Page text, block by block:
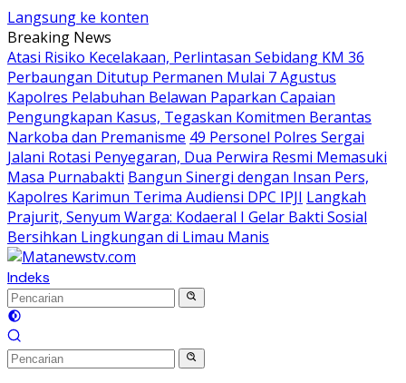
Langsung ke konten
Breaking News
Atasi Risiko Kecelakaan, Perlintasan Sebidang KM 36
Perbaungan Ditutup Permanen Mulai 7 Agustus
Kapolres Pelabuhan Belawan Paparkan Capaian
Pengungkapan Kasus, Tegaskan Komitmen Berantas
Narkoba dan Premanisme 49 Personel Polres Sergai
Jalani Rotasi Penyegaran, Dua Perwira Resmi Memasuki
Masa Purnabakti Bangun Sinergi dengan Insan Pers,
Kapolres Karimun Terima Audiensi DPC IPJI Langkah
Prajurit, Senyum Warga: Kodaeral I Gelar Bakti Sosial
Bersihkan Lingkungan di Limau Manis
Indeks